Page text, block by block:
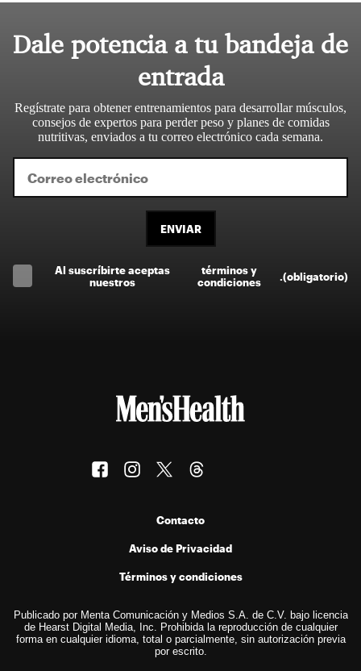
Dale potencia a tu bandeja de
entrada
Regístrate para obtener entrenamientos para desarrollar músculos,
consejos de expertos para perder peso y planes de comidas
nutritivas, enviados a tu correo electrónico cada semana.
ENVIAR
Al suscríbirte aceptas
nuestros
términos y
condiciones
(obligatorio)
Contacto
Aviso de Privacidad
Términos y condiciones
Publicado por Menta Comunicación y Medios S.A. de C.V. bajo licencia
de Hearst Digital Media, Inc. Prohibida la reproducción de cualquier
forma en cualquier idioma, total o parcialmente, sin autorización previa
por escrito.